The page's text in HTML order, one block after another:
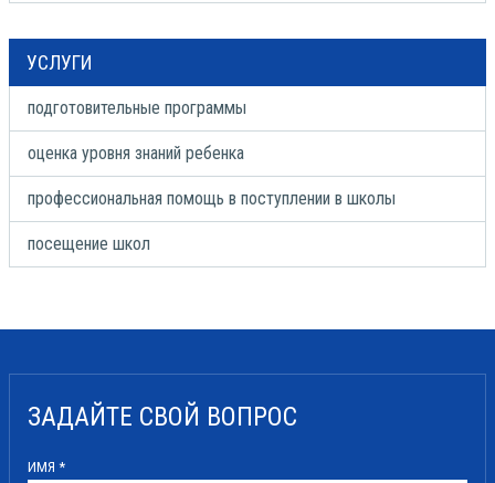
УСЛУГИ
подготовительные программы
оценка уровня знаний ребенка
профессиональная помощь в поступлении в школы
посещение школ
ЗАДАЙТЕ СВОЙ ВОПРОС
ИМЯ *